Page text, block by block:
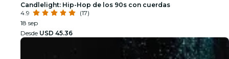
Candlelight: Hip-Hop de los 90s con cuerdas
4.9
(17)
18 sep
Desde USD 45.36